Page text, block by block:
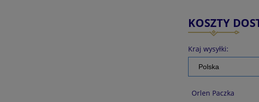
KOSZTY
Kraj wysyłki:
Orlen Paczka